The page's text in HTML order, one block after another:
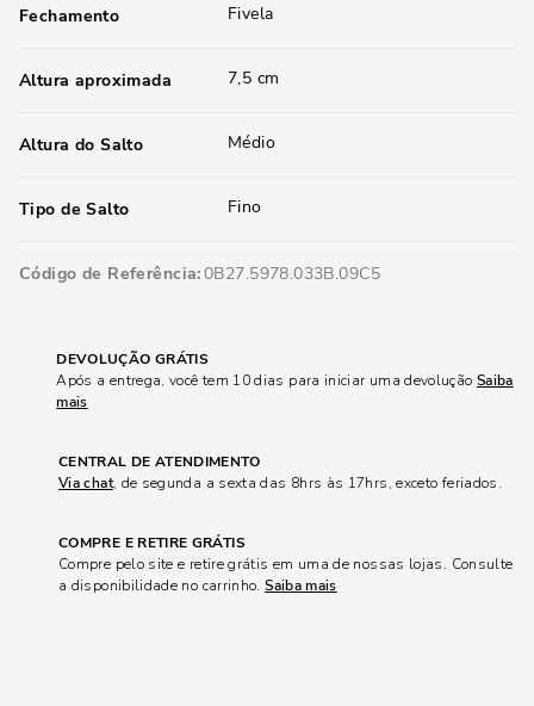
Fechamento Fivela
Altura aproximada 7,5 cm
Altura do Salto Médio
Tipo de Salto Fino
Código de Referência 0B27.5978.033B.09C5
DEVOLUÇÃO GRÁTIS
Após a entrega, você tem 10 dias para iniciar uma devolução Saiba
mais
CENTRAL DE ATENDIMENTO
Via chat, de segunda a sexta das 8hrs às 17hrs, exceto feriados.
COMPRE E RETIRE GRÁTIS
Compre pelo site e retire grátis em uma de nossas lojas. Consulte
a disponibilidade no carrinho.Saiba mais